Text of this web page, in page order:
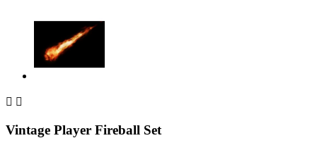
 
Vintage Player Fireball Set